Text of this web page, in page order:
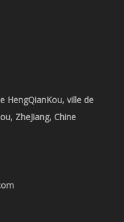
HengQianKou, ville de
ZheJiang, Chine